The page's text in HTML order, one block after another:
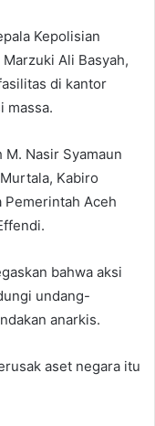
Kepolisian
Ali Basyah,
di kantor
massa.
M. Nasir Syamaun
Kabiro
Pemerintah Aceh
bahwa aksi
undang-
anarkis.
aset negara itu